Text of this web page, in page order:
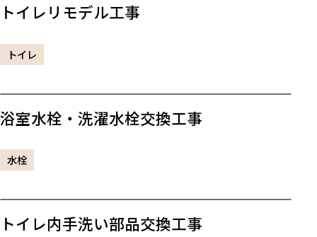
トイレリモデル工事
トイレ
浴室水栓・洗濯水栓交換工事
水栓
トイレ内手洗い部品交換工事